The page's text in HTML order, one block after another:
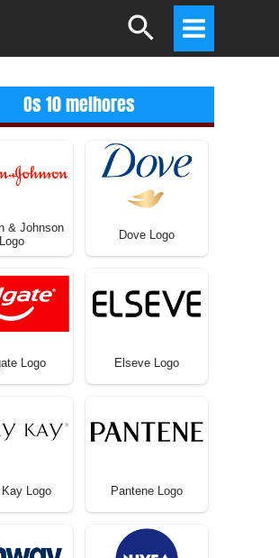
Search
Main
Menu
Os 10 melhores
& Johnson
Logo
Dove Logo
Logo Elseve Logo
Kay Logo Pantene Logo